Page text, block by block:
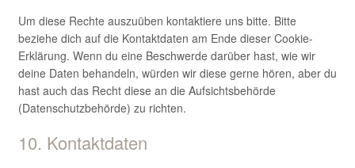
Um diese Rechte auszuüben kontaktiere uns bitte. Bitte
beziehe dich auf die Kontaktdaten am Ende dieser Cookie-
Erklärung. Wenn du eine Beschwerde darüber hast, wie wir
deine Daten behandeln, würden wir diese gerne hören, aber du
hast auch das Recht diese an die Aufsichtsbehörde
(Datenschutzbehörde) zu richten.
10. Kontaktdaten